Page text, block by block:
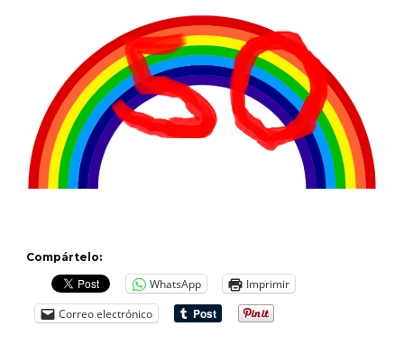
Compártelo:
WhatsApp
Imprimir
Correo electrónico